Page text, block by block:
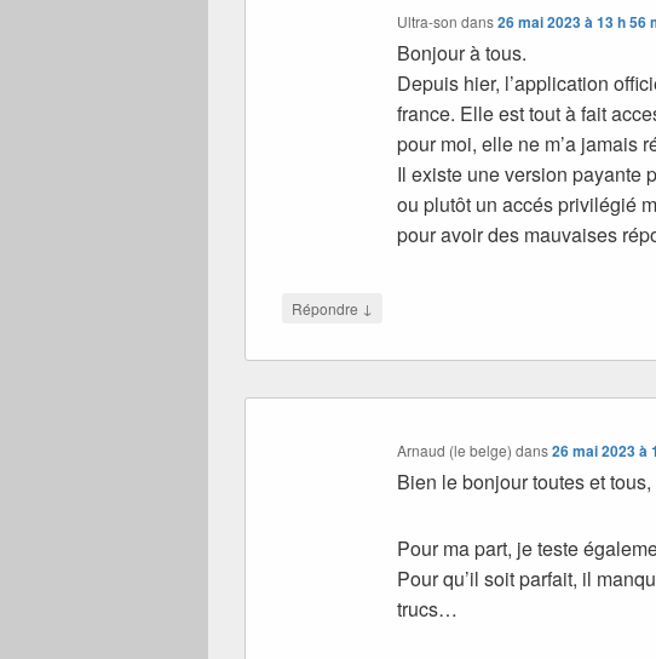
Ultra-son dans26 mai 2023 à 13 h 56
Bonjour à tous.
Depuis hier, l’application
france. Elle est tout à fait
pour moi, elle ne m’a jamais
Il existe une version payante
ou plutôt un accés privilégié
pour avoir des mauvaises
Répondre ↓
Arnaud (le belge) dans26 mai 2023 à
Bien le bonjour toutes et tous,
Pour ma part, je teste
Pour qu’il soit parfait, il
trucs…